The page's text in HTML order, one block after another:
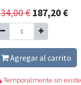
€ 187,20 €
Agregar al carrito
Temporalmente sin